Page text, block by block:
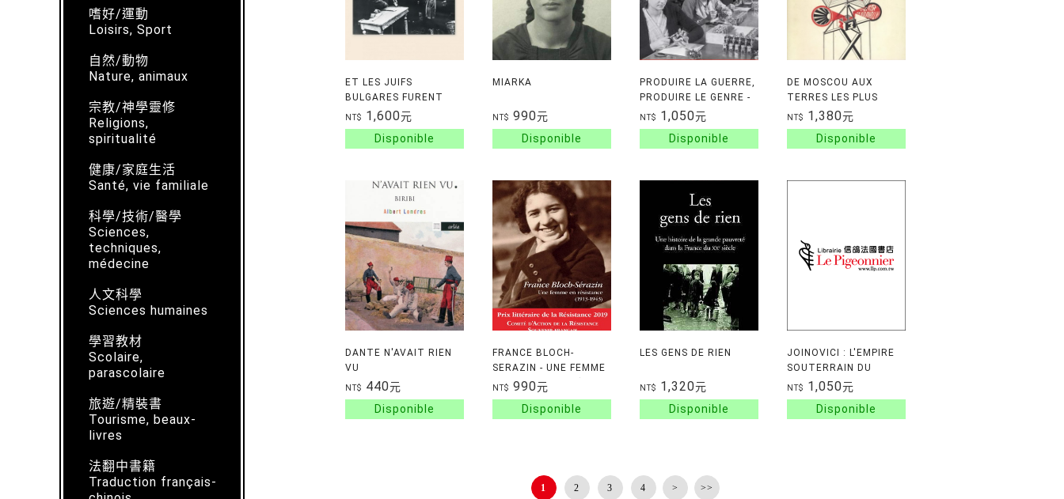
嗜好/運動
Loisirs, Sport
自然/動物
Nature, animaux
宗教/神學靈修
Religions,
spiritualité
健康/家庭生活
Santé, vie familiale
科學/技術/醫學
Sciences,
techniques,
médecine
人文科學
Sciences humaines
學習教材
Scolaire,
parascolaire
旅遊/精裝書
Tourisme, beaux-
livres
法翻中書籍
Traduction français-
ET LES JUIFS
BULGARES FURENT
SAUVES -UNE
HISTOIRE DES SAVO
NT$ 1,600元
MIARKA
NT$ 990元
PRODUIRE LA GUERRE,
PRODUIRE LE GENRE -
DES FRANCAISES AU
TR
NT$ 1,050元
DE MOSCOU AUX
TERRES LES PLUS
LOINTAINES -
COMMUNICATIONS, P
NT$ 1,380元
DANTE N'AVAIT RIEN
VU
NT$ 440元
FRANCE BLOCH-
SERAZIN - UNE FEMME
EN RESISTANCE (1913-
1943)
NT$ 990元
LES GENS DE RIEN
NT$ 1,320元
JOINOVICI : L'EMPIRE
SOUTERRAIN DU
CHIFFONNIER
MILLIARDAIRE
NT$ 1,050元
1 2 3 4 > >>